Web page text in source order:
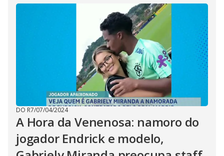
DO R7/07/04/2024
A Hora da Venenosa: namoro do
jogador Endrick e modelo,